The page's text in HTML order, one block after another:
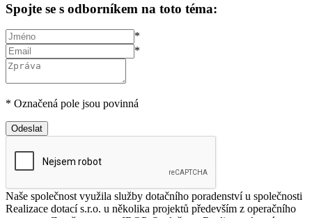
Spojte se s odborníkem na toto téma:
*
*
* Označená pole jsou povinná
Odeslat
Naše společnost využila služby dotačního poradenství u společnosti
Realizace dotací s.r.o. u několika projektů především z operačního